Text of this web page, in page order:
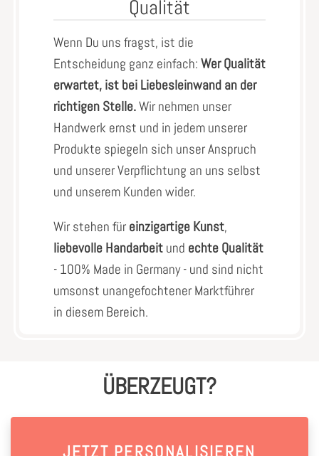
Qualität
Wenn Du uns fragst, ist die
Entscheidung ganz einfach: Wer Qualität
erwartet, ist bei Liebesleinwand an der
richtigen Stelle.Wir nehmen unser
Handwerk ernst und in jedem unserer
Produkte spiegeln sich unser Anspruch
und unserer Verpflichtung an uns selbst
und unserem Kunden wider.
Wir stehen für einzigartige Kunst,
liebevolle Handarbeitund echte Qualität
- 100% Made in Germany - und sind nicht
umsonst unangefochtener Marktführer
in diesem Bereich.
ÜBERZEUGT?
JETZT PERSONALISIEREN